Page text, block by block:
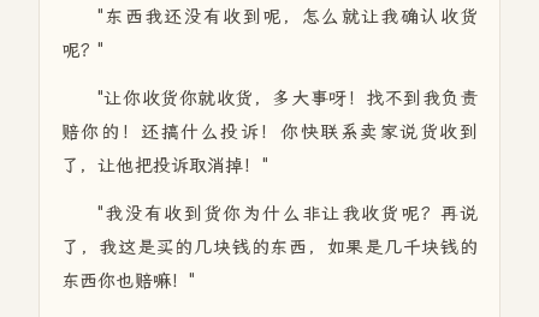
"东西我还没有收到呢，怎么就让我确认收货
呢？"
"让你收货你就收货，多大事呀！找不到我负责
赔你的！还搞什么投诉！你快联系卖家说货收到
了，让他把投诉取消掉！"
"我没有收到货你为什么非让我收货呢？再说
了，我这是买的几块钱的东西，如果是几千块钱的
东西你也赔嘛！"